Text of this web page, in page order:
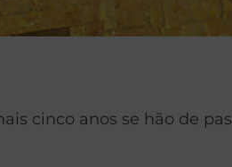
cinco anos se hão de